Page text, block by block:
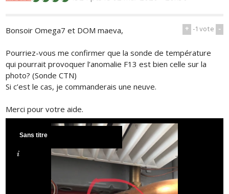
+ -1vote -
Bonsoir Omega7 et DOM maeva,
Pourriez-vous me confirmer que la sonde de température
qui pourrait provoquer l’anomalie F13 est bien celle sur la
photo? (Sonde CTN)
Si c’est le cas, je commanderais une neuve.
Merci pour votre aide.
Sans titre